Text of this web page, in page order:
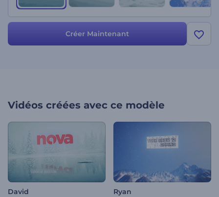
Créer Maintenant
Vidéos créées avec ce modèle
David Ryan